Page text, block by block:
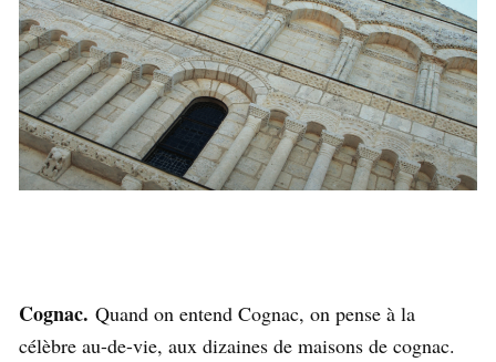
Cognac. Quand on entend Cognac, on pense à la
célèbre au-de-vie, aux dizaines de maisons de cognac.